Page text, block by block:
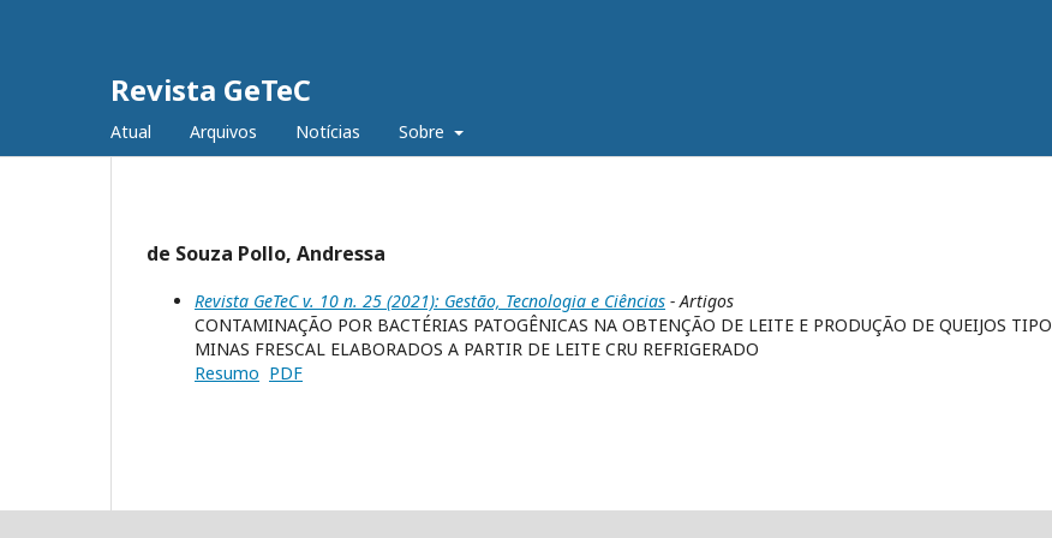
Revista GeTeC
Atual Arquivos Notícias Sobre
de Souza Pollo, Andressa
Revista GeTeC v. 10 n. 25 (2021): Gestão, Tecnologia e Ciências - Artigos
CONTAMINAÇÃO POR BACTÉRIAS PATOGÊNICAS NA OBTENÇÃO DE LEITE E PRODUÇÃO DE QUEIJOS TIPO
MINAS FRESCAL ELABORADOS A PARTIR DE LEITE CRU REFRIGERADO
Resumo PDF